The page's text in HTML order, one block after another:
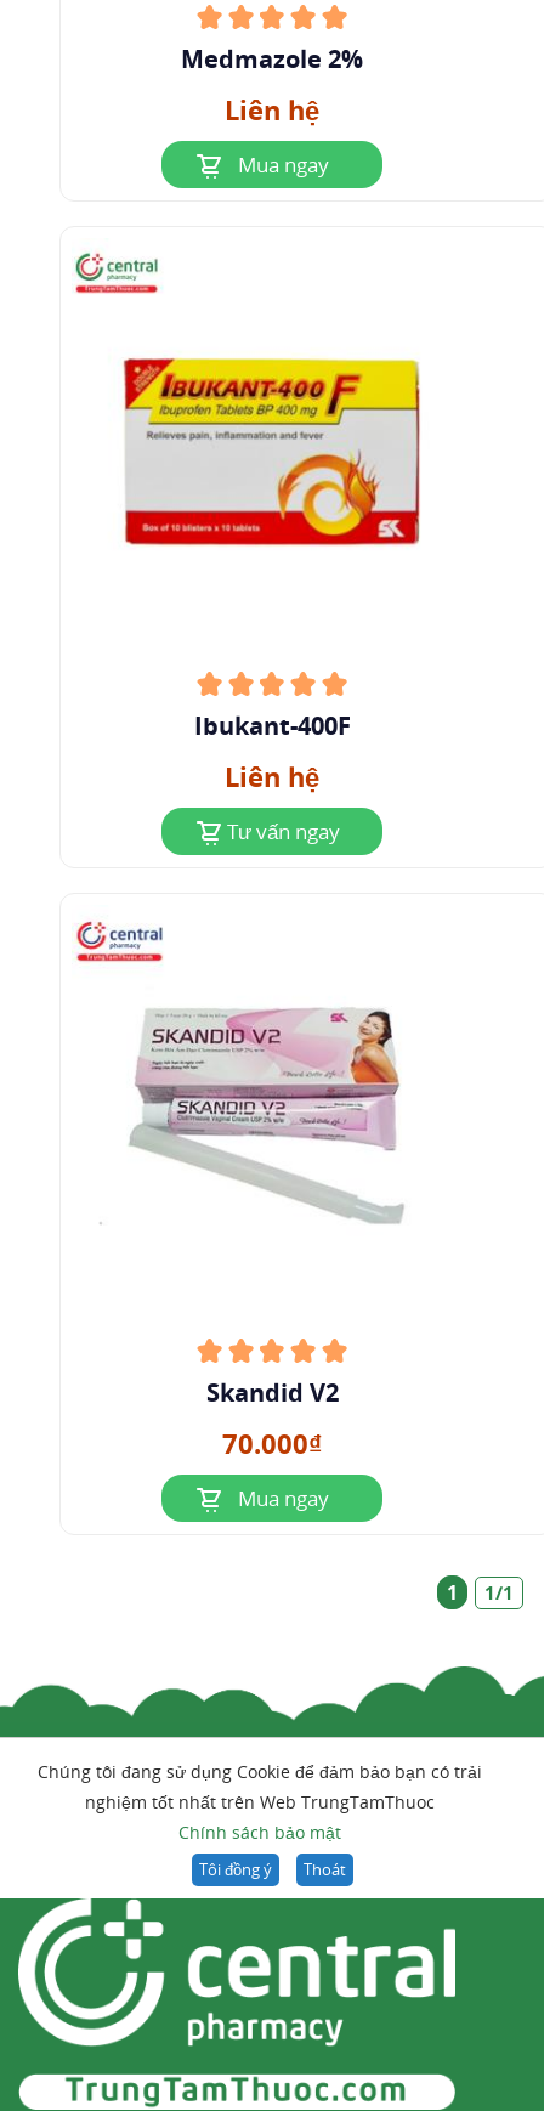
Medmazole 2%
Liên hệ
Mua ngay
Ibukant-400F
Liên hệ
Tư vấn ngay
Skandid V2
70.000₫
Mua ngay
1 1/1
Chúng tôi đang sử dụng Cookie để đảm bảo bạn có trải
nghiệm tốt nhất trên Web TrungTamThuoc
Chính sách bảo mật
Tôi đồng ý Thoát